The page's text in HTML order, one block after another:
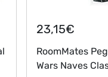
23,15€
RoomMates
Wars Naves